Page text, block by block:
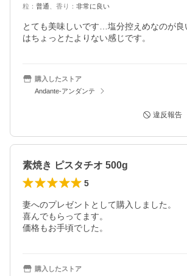
粒 ： 普通 香り ： 非常に良い
とても美味しいです…塩分控えめなのが
購入したストア
Andante-アンダンテ
違反報告
素焼き ピスタチオ 500g
5
妻へのプレゼントとして購入しました。
喜んでもらってます。
購入したストア